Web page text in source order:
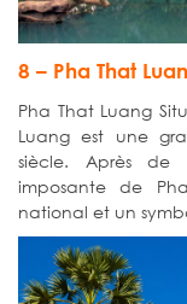
8 – Pha That
Pha That Luang
Luang est une
siècle. Après de
imposante de
national et un